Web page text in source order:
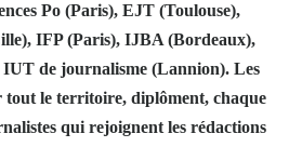
Po (Paris), EJT (Toulouse),
IFP (Paris), IJBA (Bordeaux),
de journalisme (Lannion). Les
tout le territoire, diplôment, chaque
qui rejoignent les rédactions